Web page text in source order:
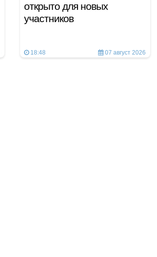
открыто для новых
участников
18:48 07 август 2026